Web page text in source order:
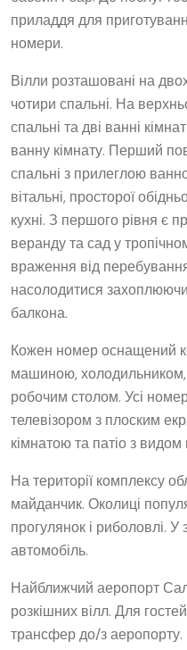
приладдя для
номери.
Вілли розташовані на
чотири спальні. На
спальні та дві ванні
ванну кімнату. Перший
спальні з прилеглою
вітальні, просторої
кухні. З першого рівня є
веранду та сад у
враження від
насолодитися
балкона.
Кожен номер оснащений
машиною,
робочим столом. Усі
телевізором з плоским
кімнатою та патіо з
На території комплексу
майданчик. Околиці
прогулянок і риболовлі.
автомобіль.
Найближчий аеропорт
розкішних вілл. Для
трансфер до/з аеропорту.